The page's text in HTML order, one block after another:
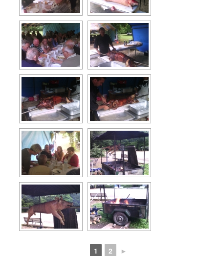
1 2 ►